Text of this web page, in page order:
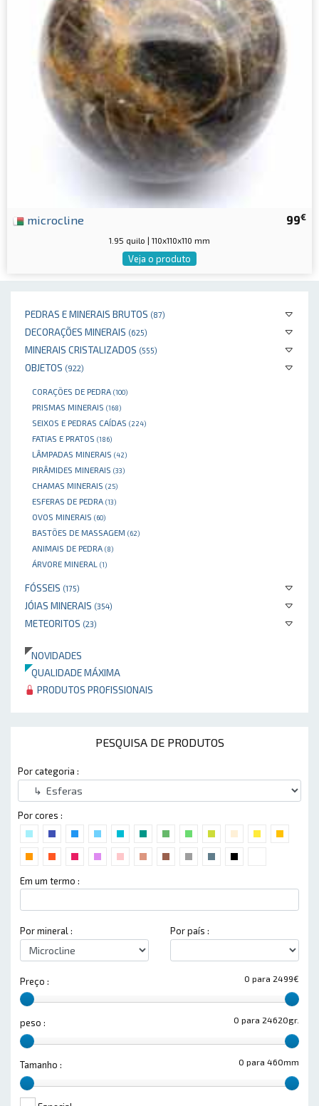
PEDRAS E MINERAIS BRUTOS (87)
DECORAÇÕES MINERAIS (625)
MINERAIS CRISTALIZADOS (555)
OBJETOS (922)
CORAÇÕES DE PEDRA (100)
PRISMAS MINERAIS (168)
SEIXOS E PEDRAS CAÍDAS (224)
FATIAS E PRATOS (186)
LÂMPADAS MINERAIS (42)
PIRÂMIDES MINERAIS (33)
CHAMAS MINERAIS (25)
ESFERAS DE PEDRA (13)
OVOS MINERAIS (60)
BASTÕES DE MASSAGEM (62)
ANIMAIS DE PEDRA (8)
ÁRVORE MINERAL (1)
FÓSSEIS (175)
JÓIAS MINERAIS (354)
METEORITOS (23)
NOVIDADES
QUALIDADE MÁXIMA
PRODUTOS PROFISSIONAIS
PESQUISA DE PRODUTOS
Por categoria :
Por cores :
Em um termo :
Por mineral : Por país :
0 para 2499€
Preço :
0 para 24620gr.
peso :
0 para 460mm
Tamanho :
99€
microcline
1.95 quilo | 110x110x110 mm
Veja o produto